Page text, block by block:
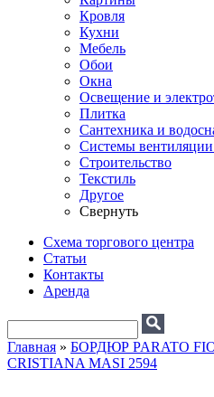
Кровля
Кухни
Мебель
Обои
Окна
Освещение и
Плитка
Сантехника и
Системы
Строительство
Текстиль
Другое
Свернуть
Схема торгового центра
Статьи
Контакты
Аренда
Форма поиска
Поиск
Вы здесь
Главная » БОРДЮР PARATO
CRISTIANA MASI 2594